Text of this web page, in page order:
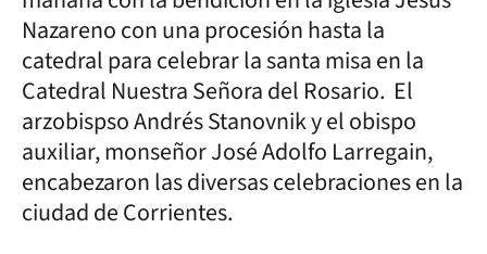
Nazareno con una procesión hasta la
catedral para celebrar la santa misa en la
Catedral Nuestra Señora del Rosario. El
arzobispso Andrés Stanovnik y el obispo
auxiliar, monseñor José Adolfo Larregain,
encabezaron las diversas celebraciones en la
ciudad de Corrientes.